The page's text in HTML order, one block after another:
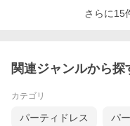
メールアドレス：さらに15
関連ジャンルから探
カテゴリ
パーティドレス パ